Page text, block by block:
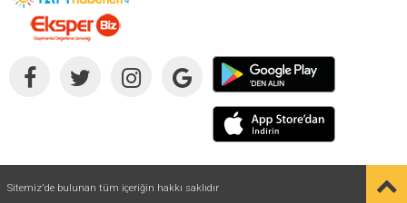
Sitemiz'de bulunan tüm içeriğin hakkı saklıdır